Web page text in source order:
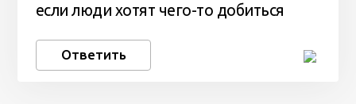
если люди хотят чего-то добиться
Ответить